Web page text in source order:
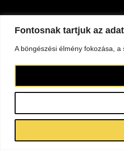
Fontosnak tartjuk az
A böngészési élmény fokozása,